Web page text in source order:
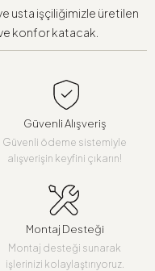
usta işçiliğimizle üretilen
konfor katacak.
Güvenli Alışveriş
Güvenli ödeme sistemiyle
alışverişin keyfini çıkarın!
Montaj Desteği
Montaj desteği sunarak
işlerinizi kolaylaştırıyoruz.